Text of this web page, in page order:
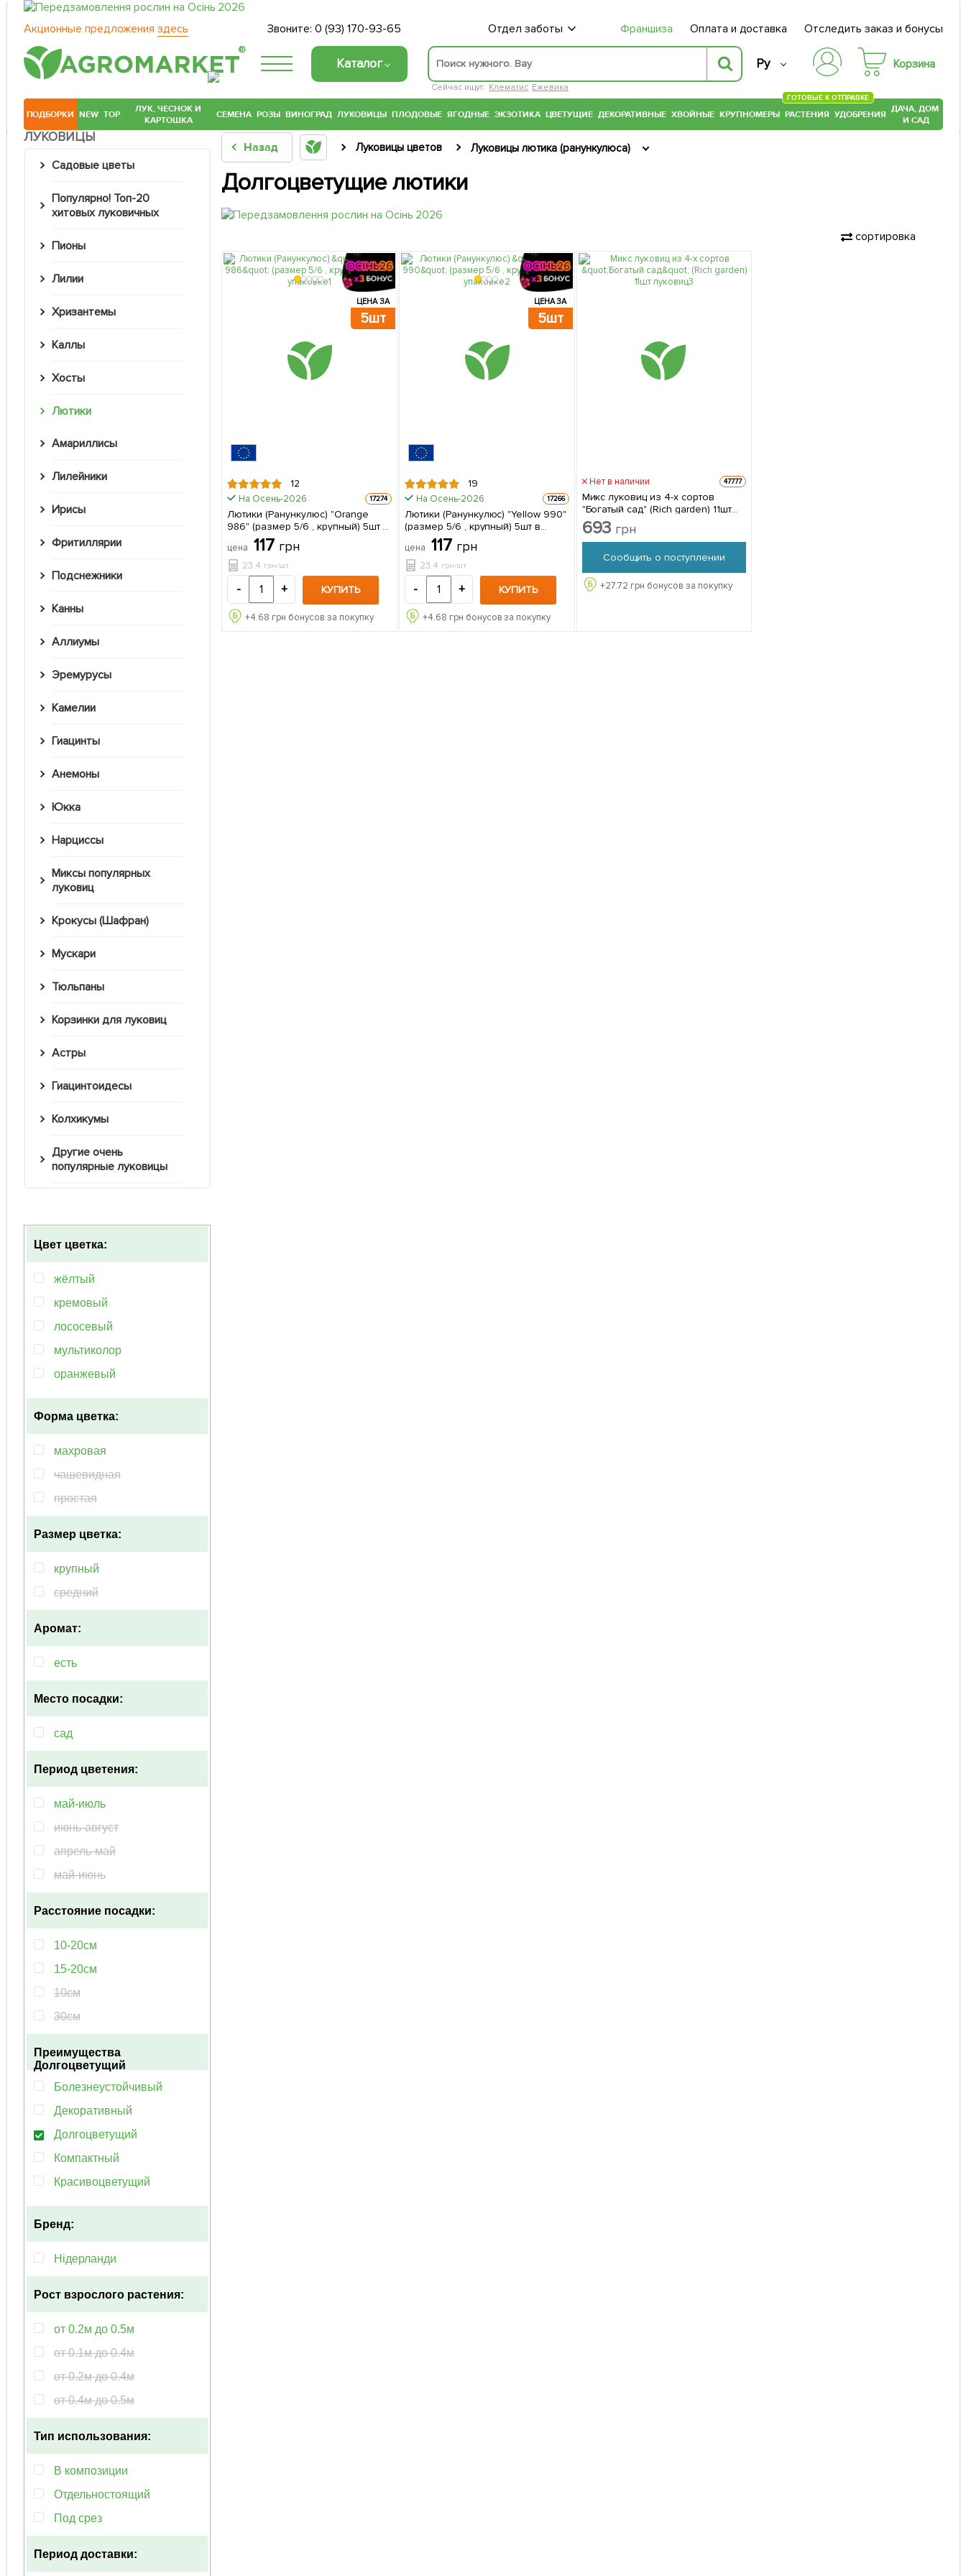
Акционные предложения здесь Звоните:0 (93) 170-93-65 Отдел заботы Франшиза Оплата и доставка Отследить заказ и бонусы
®
Каталог
Сейчас ищут: Клематис Ежевика
Ру Корзина
ПОДБОРКИ NEW TOP
ЛУК, ЧЕСНОК И
КАРТОШКА
СЕМЕНА РОЗЫ ВИНОГРАД ЛУКОВИЦЫ ПЛОДОВЫЕ ЯГОДНЫЕ ЭКЗОТИКА ЦВЕТУЩИЕ ДЕКОРАТИВНЫЕ ХВОЙНЫЕ КРУПНОМЕРЫ РАСТЕНИЯ
ГОТОВЫЕ К ОТПРАВКЕ
УДОБРЕНИЯ ДАЧА, ДОМ
И САД
ЛУКОВИЦЫ
Садовые цветы
Популярно! Топ-20
хитовых луковичных
Пионы
Лилии
Хризантемы
Каллы
Хосты
Лютики
Амариллисы
Лилейники
Ирисы
Фритиллярии
Подснежники
Канны
Аллиумы
Эремурусы
Камелии
Гиацинты
Анемоны
Юкка
Нарциссы
Миксы популярных
луковиц
Крокусы (Шафран)
Мускари
Тюльпаны
Корзинки для луковиц
Астры
Гиацинтоидесы
Колхикумы
Другие очень
популярные луковицы
Цвет цветка:
жёлтый
кремовый
лососевый
мультиколор
оранжевый
фиолетовый
белый
синий
Форма цветка:
махровая
чашевидная
простая
Размер цветка:
крупный
средний
Аромат:
есть
Место посадки:
сад
Период цветения:
май-июль
июнь-август
апрель-май
май-июнь
Расстояние посадки:
10-20см
15-20см
10см
30см
Преимущества
Долгоцветущий
Болезнеустойчивый
Декоративный
Долгоцветущий
Компактный
Красивоцветущий
Многолетний
Неприхотливый
Обильноцветущий
Популярный
Тенелюбивый
Бренд:
Нідерланди
Рост взрослого растения:
от 0.2м до 0.5м
от 0.1м до 0.4м
от 0.2м до 0.4м
от 0.4м до 0.5м
Тип использования:
В композиции
Отдельностоящий
Под срез
Период доставки:
Назад Луковицы цветов Луковицы лютика (ранункулюса)
Долгоцветущие лютики
сортировка
ЦЕНА ЗА
5шт
12
На Осень-2026 17274
Лютики (Ранункулюс) "Orange
986" (размер 5/6 , крупный) 5шт в
упаковке
цена 117 грн
23.4 грн/шт
- + КУПИТЬ
+4.68 грн бонусов за покупку
ЦЕНА ЗА
5шт
19
На Осень-2026 17266
Лютики (Ранункулюс) "Yellow 990"
(размер 5/6 , крупный) 5шт в
упаковке
цена 117 грн
23.4 грн/шт
- + КУПИТЬ
+4.68 грн бонусов за покупку
Нет в наличии 47777
Микс луковиц из 4-х сортов
"Богатый сад" (Rich garden) 11шт
луковиц
693 грн
Сообщить о поступлении
+27.72 грн бонусов за покупку